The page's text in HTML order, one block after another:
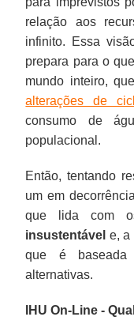
relação aos
infinito. Essa
prepara para o
mundo inteiro,
alterações de
consumo de
populacional.
Então, tentando
um em
que lida com
insustentável e, a
que é
alternativas.
IHU On-Line -